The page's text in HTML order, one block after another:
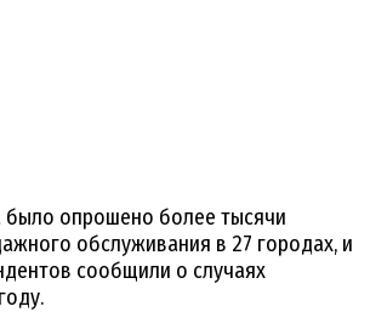
опрошено более тысячи
обслуживания в 27 городах, и
сообщили о случаях